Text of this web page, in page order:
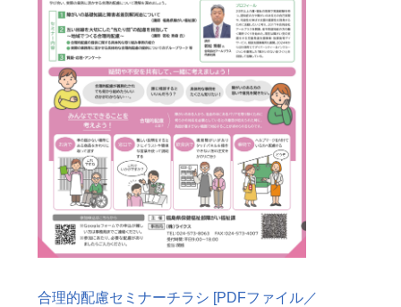
合理的配慮セミナーチラシ [PDFファイル／